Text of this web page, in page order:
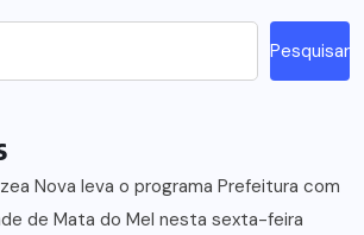
Pesquisar
Nova leva o programa Prefeitura com
de Mata do Mel nesta sexta-feira